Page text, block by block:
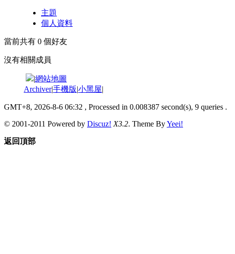
主題
個人資料
當前共有 0 個好友
沒有相關成員
|網站地圖
Archiver|手機版|小黑屋|
GMT+8, 2026-8-6 06:32 , Processed in 0.008387 second(s), 9 queries .
© 2001-2011 Powered by Discuz! X3.2. Theme ByYeei!
返回頂部